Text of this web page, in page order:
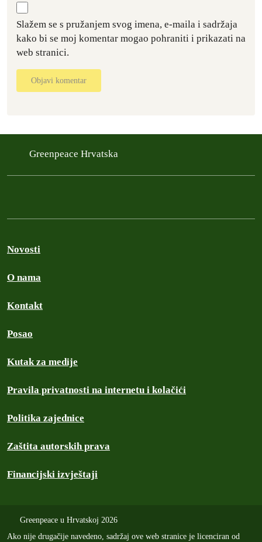
Slažem se s pružanjem svog imena, e-maila i sadržaja
kako bi se moj komentar mogao pohraniti i prikazati na
web stranici.
Objavi komentar
Greenpeace Hrvatska
Novosti
O nama
Kontakt
Posao
Kutak za medije
Pravila privatnosti na internetu i kolačići
Politika zajednice
Zaštita autorskih prava
Financijski izvještaji
Greenpeace u Hrvatskoj 2026
Ako nije drugačije navedeno, sadržaj ove web stranice je licenciran od